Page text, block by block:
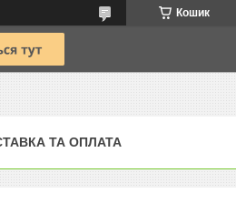
Кошик
ТА ОПЛАТА